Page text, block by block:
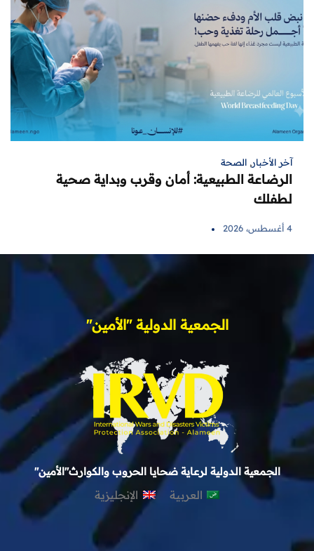
آخر الأخبار, الصحة
الرضاعة الطبيعية: أمان وقرب وبداية صحية
لطفلك
4 أغسطس، 2026
الجمعية الدولية "الأمين"
الجمعية الدولية لرعاية ضحايا الحروب والكوارث"الأمين"
العربية الإنجليزية